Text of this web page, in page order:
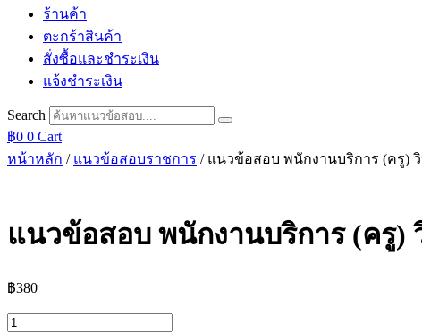
ร้านค้า
ตะกร้าสินค้า
สั่งซื้อและชำระเงิน
แจ้งชำระเงิน
Search
฿0 0 Cart
หน้าหลัก / แนวข้อสอบราชการ / แนวข้อสอบ พนักงานบริการ (ครู)
แนวข้อสอบ พนักงานบริการ (ครู)
฿380
จำนวน